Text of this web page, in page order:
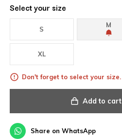
Select your size
S
M
XL
Don't forget to select your size.
Add to cart
Share on WhatsApp